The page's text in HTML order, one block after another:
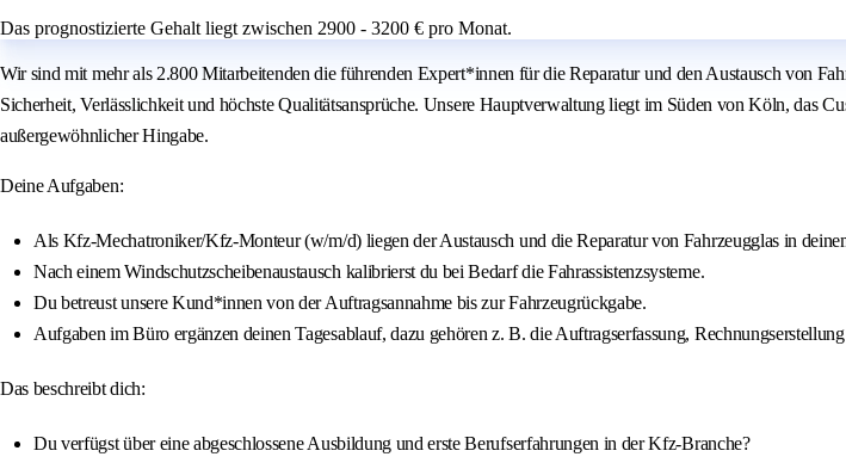
Das prognostizierte Gehalt liegt zwischen 2900 - 3200 € pro Monat.
Wir sind mit mehr als 2.800 Mitarbeitenden die führenden Expert*innen für die Reparatur und den Austausch von
Sicherheit, Verlässlichkeit und höchste Qualitätsansprüche. Unsere Hauptverwaltung liegt im Süden von Köln, das
außergewöhnlicher Hingabe.
Deine Aufgaben:
Als Kfz-Mechatroniker/Kfz-Monteur (w/m/d) liegen der Austausch und die Reparatur von Fahrzeugglas in
Nach einem Windschutzscheibenaustausch kalibrierst du bei Bedarf die Fahrassistenzsysteme.
Du betreust unsere Kund*innen von der Auftragsannahme bis zur Fahrzeugrückgabe.
Aufgaben im Büro ergänzen deinen Tagesablauf, dazu gehören z. B. die Auftragserfassung,
Das beschreibt dich:
Du verfügst über eine abgeschlossene Ausbildung und erste Berufserfahrungen in der Kfz-Branche?